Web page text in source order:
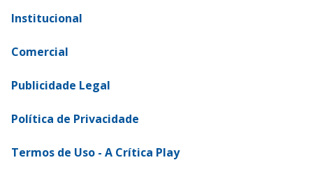
Institucional
Comercial
Publicidade Legal
Política de Privacidade
Termos de Uso - A Crítica Play